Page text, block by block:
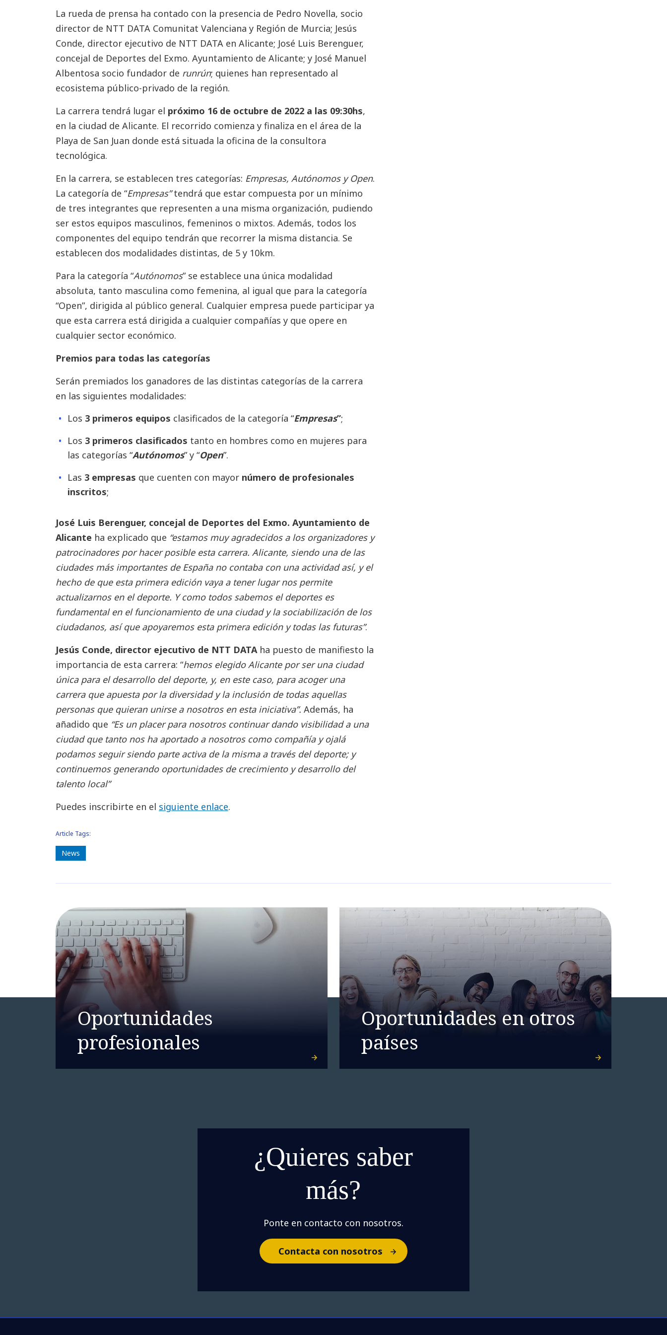
La rueda de prensa ha contado con la presencia de Pedro Novella, socio
director de NTT DATA Comunitat Valenciana y Región de Murcia; Jesús
Conde, director ejecutivo de NTT DATA en Alicante; José Luis Berenguer,
concejal de Deportes del Exmo. Ayuntamiento de Alicante; y José Manuel
Albentosa socio fundador de runrún; quienes han representado al
ecosistema público-privado de la región.
La carrera tendrá lugar el próximo 16 de octubre de 2022 a las 09:30hs,
en la ciudad de Alicante. El recorrido comienza y finaliza en el área de la
Playa de San Juan donde está situada la oficina de la consultora
tecnológica.
En la carrera, se establecen tres categorías: Empresas, Autónomos y Open.
La categoría de “Empresas”tendrá que estar compuesta por un mínimo
de tres integrantes que representen a una misma organización, pudiendo
ser estos equipos masculinos, femeninos o mixtos. Además, todos los
componentes del equipo tendrán que recorrer la misma distancia. Se
establecen dos modalidades distintas, de 5 y 10km.
Para la categoría “Autónomos” se establece una única modalidad
absoluta, tanto masculina como femenina, al igual que para la categoría
“Open”, dirigida al público general. Cualquier empresa puede participar ya
que esta carrera está dirigida a cualquier compañías y que opere en
cualquier sector económico.
Premios para todas las categorías
Serán premiados los ganadores de las distintas categorías de la carrera
en las siguientes modalidades:
Los 3 primeros equipos clasificados de la categoría “Empresas”;
Los 3 primeros clasificados tanto en hombres como en mujeres para
las categorías “Autónomos” y “Open”.
Las 3 empresas que cuenten con mayor número de profesionales
inscritos;
José Luis Berenguer, concejal de Deportes del Exmo. Ayuntamiento de
Alicante ha explicado que “estamos muy agradecidos a los organizadores y
patrocinadores por hacer posible esta carrera. Alicante, siendo una de las
ciudades más importantes de España no contaba con una actividad así, y el
hecho de que esta primera edición vaya a tener lugar nos permite
actualizarnos en el deporte. Y como todos sabemos el deportes es
fundamental en el funcionamiento de una ciudad y la sociabilización de los
ciudadanos, así que apoyaremos esta primera edición y todas las futuras”.
Jesús Conde, director ejecutivo de NTT DATAha puesto de manifiesto la
importancia de esta carrera: “hemos elegido Alicante por ser una ciudad
única para el desarrollo del deporte, y, en este caso, para acoger una
carrera que apuesta por la diversidad y la inclusión de todas aquellas
personas que quieran unirse a nosotros en esta iniciativa”. Además, ha
añadido que “Es un placer para nosotros continuar dando visibilidad a una
ciudad que tanto nos ha aportado a nosotros como compañía y ojalá
podamos seguir siendo parte activa de la misma a través del deporte; y
continuemos generando oportunidades de crecimiento y desarrollo del
talento local”
Puedes inscribirte en el siguiente enlace.
Article Tags:
News
Oportunidades
profesionales
Oportunidades en otros
países
¿Quieres saber
más?
Ponte en contacto con nosotros.
Contacta con nosotros